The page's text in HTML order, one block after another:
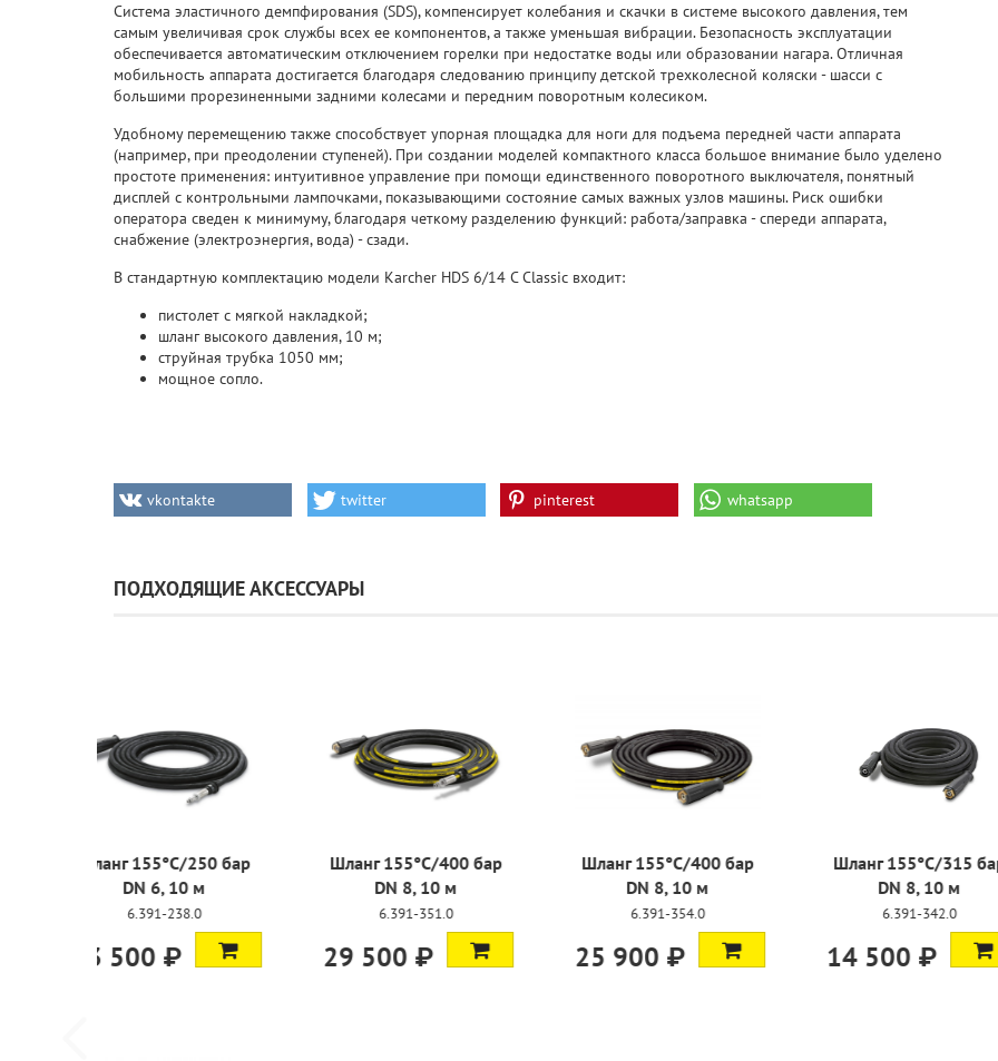
Система эластичного демпфирования (SDS), компенсирует колебания и скачки в системе высокого давления, тем
самым увеличивая срок службы всех ее компонентов, а также уменьшая вибрации. Безопасность эксплуатации
обеспечивается автоматическим отключением горелки при недостатке воды или образовании нагара. Отличная
мобильность аппарата достигается благодаря следованию принципу детской трехколесной коляски - шасси с
большими прорезиненными задними колесами и передним поворотным колесиком.
Удобному перемещению также способствует упорная площадка для ноги для подъема передней части аппарата
(например, при преодолении ступеней). При создании моделей компактного класса большое внимание было уделено
простоте применения: интуитивное управление при помощи единственного поворотного выключателя, понятный
дисплей с контрольными лампочками, показывающими состояние самых важных узлов машины. Риск ошибки
оператора сведен к минимуму, благодаря четкому разделению функций: работа/заправка - спереди аппарата,
снабжение (электроэнергия, вода) - сзади.
В стандартную комплектацию модели Karcher HDS 6/14 C Classic входит:
пистолет с мягкой накладкой;
шланг высокого давления, 10 м;
струйная трубка 1050 мм;
мощное сопло.
vkontakte twitter pinterest whatsapp
ПОДХОДЯЩИЕ АКСЕССУАРЫ
Шланг 155°C/250 бар
DN 6, 10 м
13 500 ₽
Шланг 155°C/400 бар
DN 8, 10 м
29 500 ₽
Шланг 155°C/400 бар
DN 8, 10 м
25 900 ₽
Шланг
DN
14 500